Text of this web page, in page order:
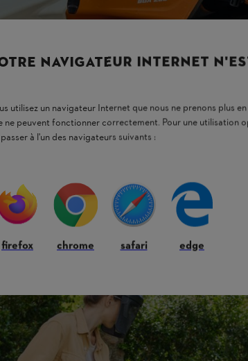
LES OUTILS
professionnelles concernant l'entretien
NAVIGATEUR INTERNET
utilisez un navigateur Internet que nous ne prenons plus
ne peuvent fonctionner correctement. Pour une utilisation
à l'un des navigateurs suivants :
firefox chrome safari edge